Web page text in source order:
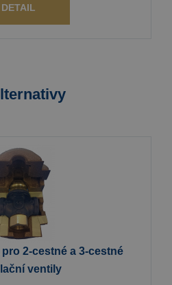
DETAIL
2-cestné a 3-cestné
ventily